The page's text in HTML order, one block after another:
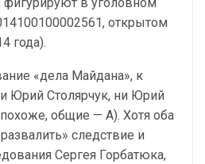
открытом
года).
«дела Майдана», к
Юрий Столярчук, ни Юрий
общие — А). Хотя оба
следствие и
Сергея Горбатюка,